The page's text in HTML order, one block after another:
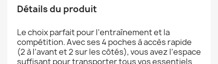
Détails du produit
Le choix parfait pour l’entraînement et la
compétition. Avec ses 4 poches à accès rapide
(2 à l’avant et 2 sur les côtés), vous avez l’espace
suffisant pour transporter tous vos essentiels